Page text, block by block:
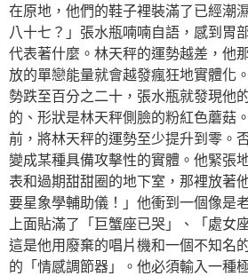
在原地，他們的鞋子裡裝滿了已經潮
八十七？」張水瓶喃喃自語，感到胃
代表著什麼。林天秤的運勢越差，他
放的單戀能量就會越發瘋狂地實體化
勢跌至百分之二十，張水瓶就發現他
的、形狀是林天秤側臉的粉紅色蘑菇
前，將林天秤的運勢至少提升到零。
變成某種具備攻擊性的實體。他緊張
表和過期甜甜圈的地下室，那裡放著
要星象學輔助儀！」他衝到一個像是
上面貼滿了「巨蟹座已哭」、「處女
這是他用廢棄的唱片機和一個不知名
的「情感調節器」。他必須輸入一種